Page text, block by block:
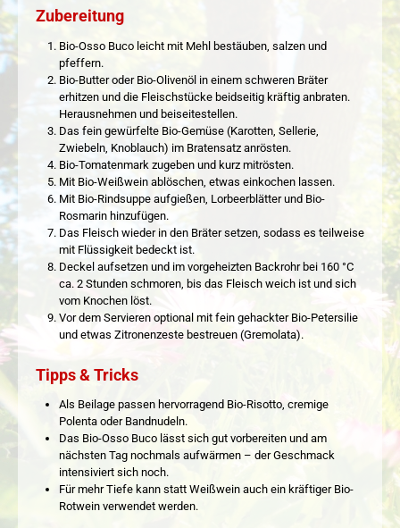
Zubereitung
Bio-Osso Buco leicht mit Mehl bestäuben, salzen und
pfeffern.
Bio-Butter oder Bio-Olivenöl in einem schweren Bräter
erhitzen und die Fleischstücke beidseitig kräftig anbraten.
Herausnehmen und beiseitestellen.
Das fein gewürfelte Bio-Gemüse (Karotten, Sellerie,
Zwiebeln, Knoblauch) im Bratensatz anrösten.
Bio-Tomatenmark zugeben und kurz mitrösten.
Mit Bio-Weißwein ablöschen, etwas einkochen lassen.
Mit Bio-Rindsuppe aufgießen, Lorbeerblätter und Bio-
Rosmarin hinzufügen.
Das Fleisch wieder in den Bräter setzen, sodass es teilweise
mit Flüssigkeit bedeckt ist.
Deckel aufsetzen und im vorgeheizten Backrohr bei 160 °C
ca. 2 Stunden schmoren, bis das Fleisch weich ist und sich
vom Knochen löst.
Vor dem Servieren optional mit fein gehackter Bio-Petersilie
und etwas Zitronenzeste bestreuen (Gremolata).
Tipps & Tricks
Als Beilage passen hervorragend Bio-Risotto, cremige
Polenta oder Bandnudeln.
Das Bio-Osso Buco lässt sich gut vorbereiten und am
nächsten Tag nochmals aufwärmen – der Geschmack
intensiviert sich noch.
Für mehr Tiefe kann statt Weißwein auch ein kräftiger Bio-
Rotwein verwendet werden.